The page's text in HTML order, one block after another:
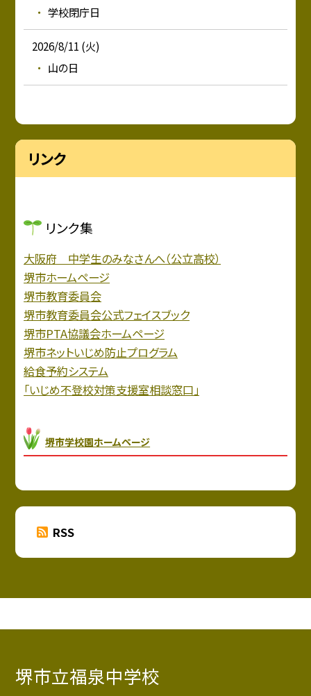
学校閉庁日
2026/8/11 (火)
山の日
リンク
リンク集
大阪府 中学生のみなさんへ（公立高校）
堺市ホームページ
堺市教育委員会
堺市教育委員会公式フェイスブック
堺市PTA協議会ホームページ
堺市ネットいじめ防止プログラム
給食予約システム
「いじめ不登校対策支援室相談窓口」
堺市学校園ホームページ
RSS
堺市立福泉中学校